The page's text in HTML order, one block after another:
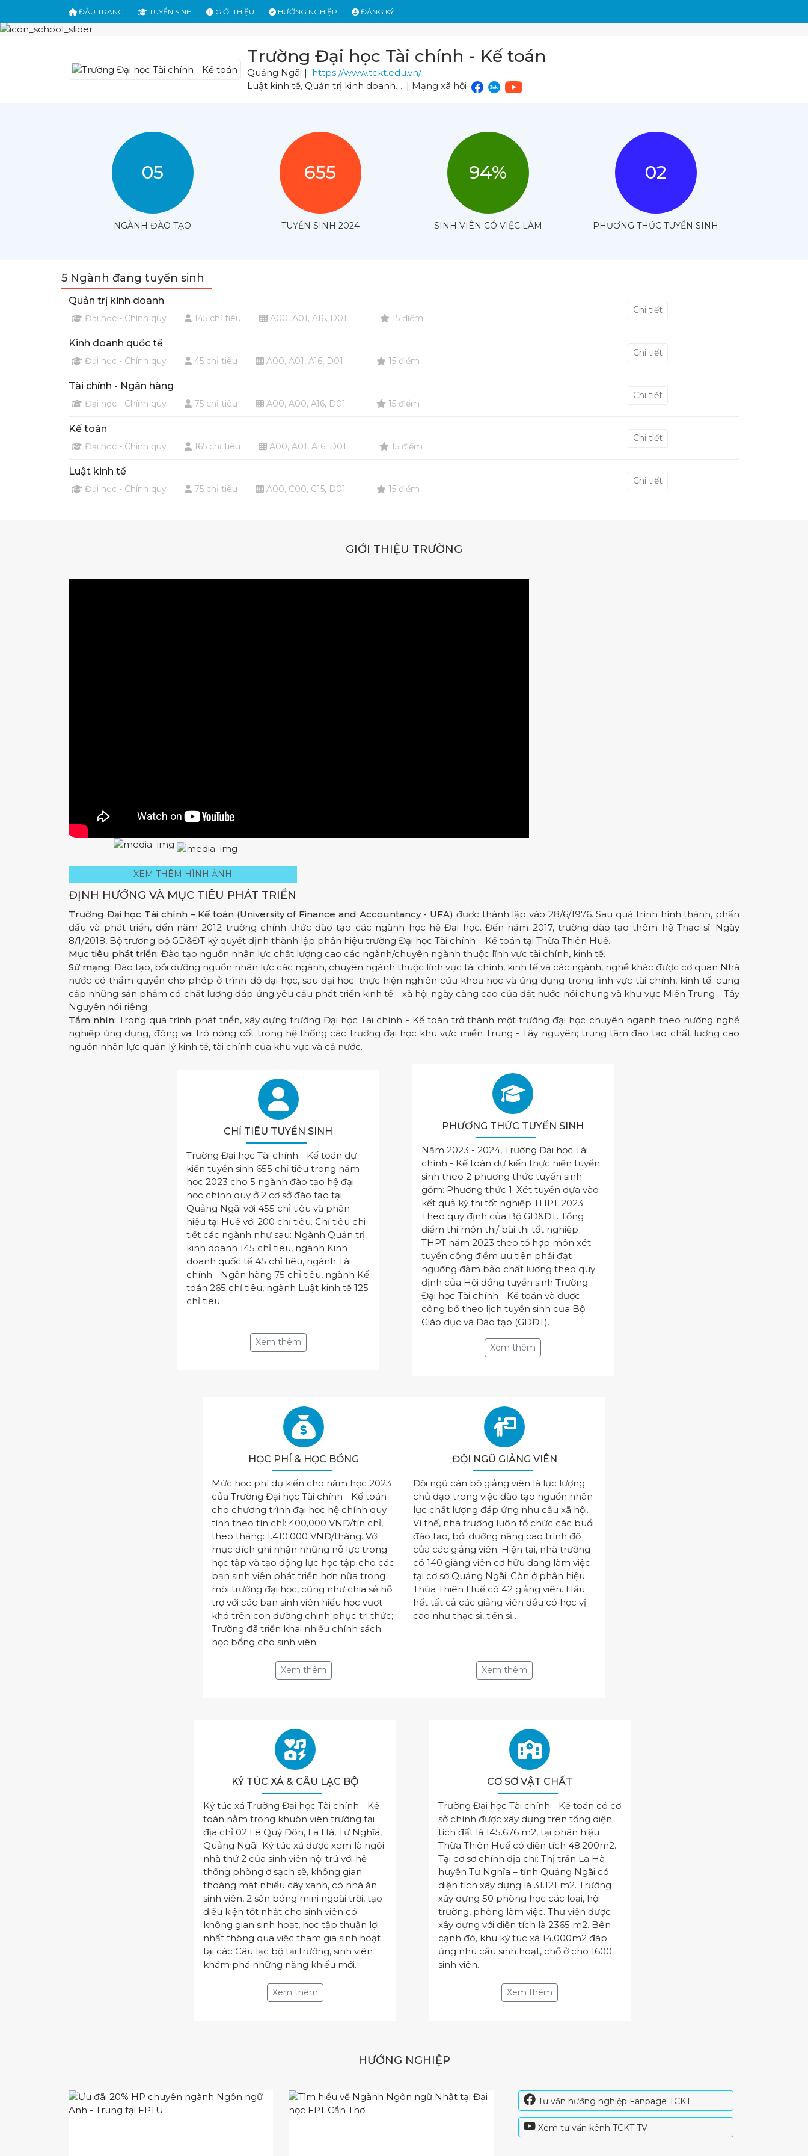
ĐẦU TRANG TUYỂN SINH GIỚI THIỆU HƯỚNG NGHIỆP ĐĂNG KÝ
Trường Đại học Tài chính - Kế toán
Quảng Ngãi | https://www.tckt.edu.vn/
Luật kinh tế, Quản trị kinh doanh…. | Mạng xã hội
05
NGÀNH ĐÀO TẠO
655
TUYỂN SINH 2024
94%
SINH VIÊN CÓ VIỆC LÀM
02
PHƯƠNG THỨC TUYỂN SINH
5 Ngành đang tuyển sinh
Quản trị kinh doanh
Đại học - Chính quy 145 chỉ tiêu A00, A01, A16, D01 15 điểm
Chi tiết
Kinh doanh quốc tế
Đại học - Chính quy 45 chỉ tiêu A00, A01, A16, D01 15 điểm
Chi tiết
Tài chính - Ngân hàng
Đại học - Chính quy 75 chỉ tiêu A00, A00, A16, D01 15 điểm
Chi tiết
Kế toán
Đại học - Chính quy 165 chỉ tiêu A00, A01, A16, D01 15 điểm
Chi tiết
Luật kinh tế
Đại học - Chính quy 75 chỉ tiêu A00, C00, C15, D01 15 điểm
Chi tiết
GIỚI THIỆU TRƯỜNG
XEM THÊM HÌNH ẢNH
ĐỊNH HƯỚNG VÀ MỤC TIÊU PHÁT TRIỂN
Trường Đại học Tài chính – Kế toán (University of Finance and Accountancy - UFA) được thành lập vào 28/6/1976. Sau quá trình hình thành, phấn
đấu và phát triển, đến năm 2012 trường chính thức đào tạo các ngành học hệ Đại học. Đến năm 2017, trường đào tạo thêm hệ Thạc sĩ. Ngày
8/1/2018, Bộ trưởng bộ GD&ĐT ký quyết định thành lập phân hiệu trường Đại học Tài chính – Kế toán tại Thừa Thiên Huế.
Mục tiêu phát triển: Đào tạo nguồn nhân lực chất lượng cao các ngành/chuyên ngành thuộc lĩnh vực tài chính, kinh tế.
Sứ mạng: Đào tạo, bồi dưỡng nguồn nhân lực các ngành, chuyên ngành thuộc lĩnh vực tài chính, kinh tế và các ngành, nghề khác được cơ quan Nhà
nước có thẩm quyền cho phép ở trình độ đại học, sau đại học; thực hiện nghiên cứu khoa học và ứng dụng trong lĩnh vực tài chính, kinh tế; cung
cấp những sản phẩm có chất lượng đáp ứng yêu cầu phát triển kinh tế - xã hội ngày càng cao của đất nước nói chung và khu vực Miền Trung - Tây
Nguyên nói riêng.
Tầm nhìn:Trong quá trình phát triển, xây dựng trường Đại học Tài chính - Kế toán trở thành một trường đại học chuyên ngành theo hướng nghề
nghiệp ứng dụng, đóng vai trò nòng cốt trong hệ thống các trường đại học khu vực miền Trung - Tây nguyên; trung tâm đào tạo chất lượng cao
nguồn nhân lực quản lý kinh tế, tài chính của khu vực và cả nước.
CHỈ TIÊU TUYỂN SINH
Trường Đại học Tài chính - Kế toán dự
kiến tuyển sinh 655 chỉ tiêu trong năm
học 2023 cho 5 ngành đào tạo hệ đại
học chính quy ở 2 cơ sở đào tạo tại
Quảng Ngãi với 455 chỉ tiêu và phân
hiệu tại Huế với 200 chỉ tiêu. Chỉ tiêu chi
tiết các ngành như sau: Ngành Quản trị
kinh doanh 145 chỉ tiêu, ngành Kinh
doanh quốc tế 45 chỉ tiêu, ngành Tài
chính - Ngân hàng 75 chỉ tiêu, ngành Kế
toán 265 chỉ tiêu, ngành Luật kinh tế 125
chỉ tiêu.
Xem thêm
PHƯƠNG THỨC TUYỂN SINH
Năm 2023 - 2024, Trường Đại học Tài
chính - Kế toán dự kiến thực hiện tuyển
sinh theo 2 phương thức tuyển sinh
gồm: Phương thức 1: Xét tuyển dựa vào
kết quả kỳ thi tốt nghiệp THPT 2023:
Theo quy định của Bộ GD&ĐT. Tổng
điểm thi môn thi/ bài thi tốt nghiệp
THPT năm 2023 theo tổ hợp môn xét
tuyển cộng điểm ưu tiên phải đạt
ngưỡng đảm bảo chất lượng theo quy
định của Hội đồng tuyển sinh Trường
Đại học Tài chính - Kế toán và được
công bố theo lịch tuyển sinh của Bộ
Giáo dục và Đào tạo (GDĐT).
Xem thêm
HỌC PHÍ & HỌC BỔNG
Mức học phí dự kiến cho năm học 2023
của Trường Đại học Tài chính - Kế toán
cho chương trình đại học hệ chính quy
tính theo tín chỉ: 400,000 VNĐ/tín chỉ,
theo tháng: 1.410.000 VNĐ/tháng. Với
mục đích ghi nhận những nỗ lực trong
học tập và tạo động lực học tập cho các
bạn sinh viên phát triển hơn nữa trong
môi trường đại học, cũng như chia sẻ hỗ
trợ với các bạn sinh viên hiếu học vượt
khó trên con đường chinh phục tri thức;
Trường đã triển khai nhiều chính sách
học bổng cho sinh viên.
Xem thêm
ĐỘI NGŨ GIẢNG VIÊN
Đội ngũ cán bộ giảng viên là lực lượng
chủ đạo trong việc đào tạo nguồn nhân
lực chất lượng đáp ứng nhu cầu xã hội.
Vì thế, nhà trường luôn tổ chức các buổi
đào tạo, bồi dưỡng nâng cao trình độ
của các giảng viên. Hiện tại, nhà trường
có 140 giảng viên cơ hữu đang làm việc
tại cơ sở Quảng Ngãi. Còn ở phân hiệu
Thừa Thiên Huế có 42 giảng viên. Hầu
hết tất cả các giảng viên đều có học vị
cao như thạc sĩ, tiến sĩ…
Xem thêm
KÝ TÚC XÁ & CÂU LẠC BỘ
Ký túc xá Trường Đại học Tài chính - Kế
toán nằm trong khuôn viên trường tại
địa chỉ 02 Lê Quý Đôn, La Hà, Tư Nghĩa,
Quảng Ngãi. Ký túc xá được xem là ngôi
nhà thứ 2 của sinh viên nội trú với hệ
thống phòng ở sạch sẽ, không gian
thoáng mát nhiều cây xanh, có nhà ăn
sinh viên, 2 sân bóng mini ngoài trời, tạo
điều kiện tốt nhất cho sinh viên có
không gian sinh hoạt, học tập thuận lợi
nhất thông qua việc tham gia sinh hoạt
tại các Câu lạc bộ tại trường, sinh viên
khám phá những năng khiếu mới.
Xem thêm
CƠ SỞ VẬT CHẤT
Trường Đại học Tài chính - Kế toán có cơ
sở chính được xây dựng trên tổng diện
tích đất là 145.676 m2, tại phân hiệu
Thừa Thiên Huế có diện tích 48.200m2.
Tại cơ sở chính địa chỉ: Thị trấn La Hà –
huyện Tư Nghĩa – tỉnh Quảng Ngãi có
diện tích xây dựng là 31.121 m2. Trường
xây dựng 50 phòng học các loại, hội
trường, phòng làm việc. Thư viện được
xây dựng với diện tích là 2365 m2. Bên
cạnh đó, khu ký túc xá 14.000m2 đáp
ứng nhu cầu sinh hoạt, chỗ ở cho 1600
sinh viên.
Xem thêm
HƯỚNG NGHIỆP
Tư vấn hướng nghiệp Fanpage TCKT
Xem tư vấn kênh TCKT TV